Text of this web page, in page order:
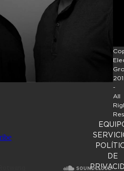
-
All
DE